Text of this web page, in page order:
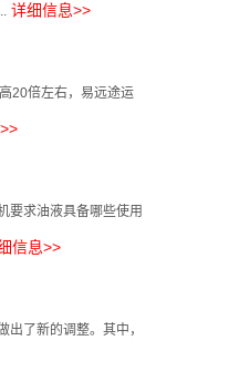
详细信息>>
20倍左右，易远途运
要求油液具备哪些使用
信息>>
了新的调整。其中，